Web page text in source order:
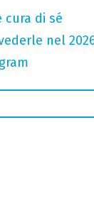
cura di sé
nel